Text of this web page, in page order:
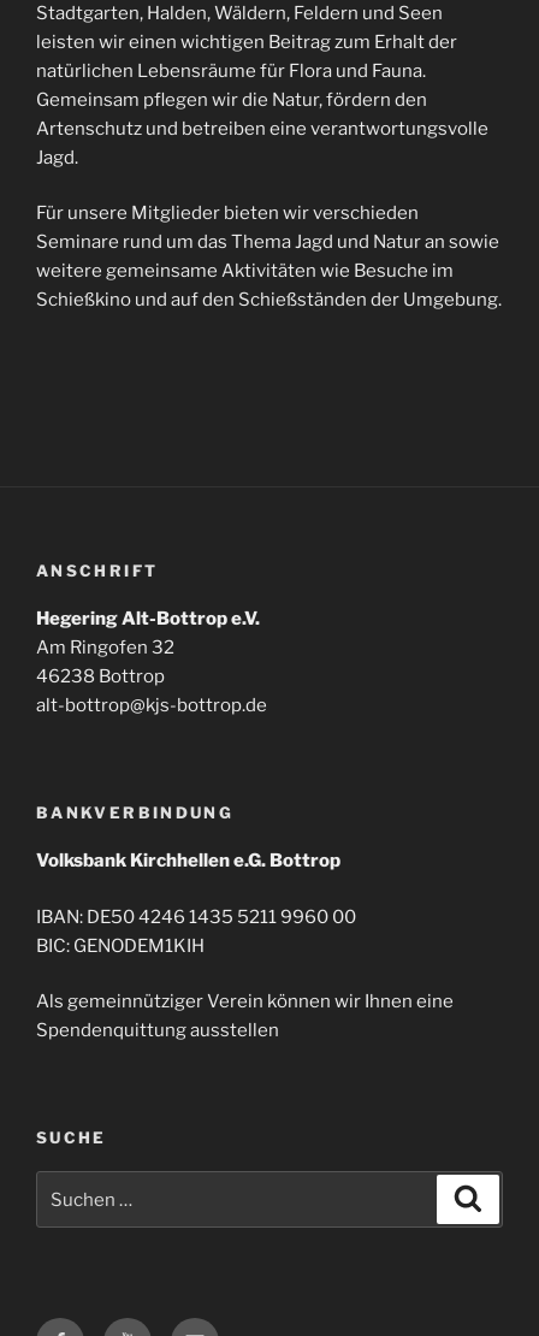
Stadtgarten, Halden, Wäldern, Feldern und Seen
leisten wir einen wichtigen Beitrag zum Erhalt der
natürlichen Lebensräume für Flora und Fauna.
Gemeinsam pflegen wir die Natur, fördern den
Artenschutz und betreiben eine verantwortungsvolle
Jagd.
Für unsere Mitglieder bieten wir verschieden
Seminare rund um das Thema Jagd und Natur an sowie
weitere gemeinsame Aktivitäten wie Besuche im
Schießkino und auf den Schießständen der Umgebung.
ANSCHRIFT
Hegering Alt-Bottrop e.V.
Am Ringofen 32
46238 Bottrop
alt-bottrop@kjs-bottrop.de
BANKVERBINDUNG
Volksbank Kirchhellen e.G. Bottrop
IBAN: DE50 4246 1435 5211 9960 00
BIC: GENODEM1KIH
Als gemeinnütziger Verein können wir Ihnen eine
Spendenquittung ausstellen
SUCHE